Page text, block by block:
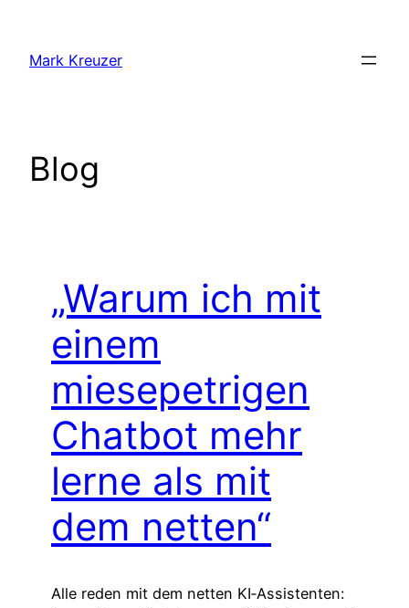
springen
Mark Kreuzer
Blog
„Warum ich mit
einem
miesepetrigen
Chatbot mehr
lerne als mit
dem netten“
Alle reden mit dem netten KI‑Assistenten: